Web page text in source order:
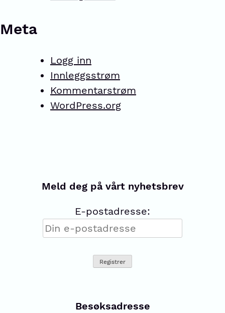
Meta
Logg inn
Innleggsstrøm
Kommentarstrøm
WordPress.org
Meld deg på vårt nyhetsbrev
E-postadresse:
Besøksadresse